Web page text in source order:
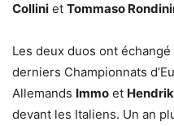
Collini et Tommaso
Les deux duos ont échangé
derniers Championnats
Allemands Immo et
devant les Italiens. Un an